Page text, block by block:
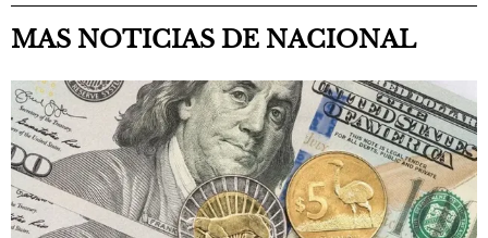
MAS NOTICIAS DE NACIONAL